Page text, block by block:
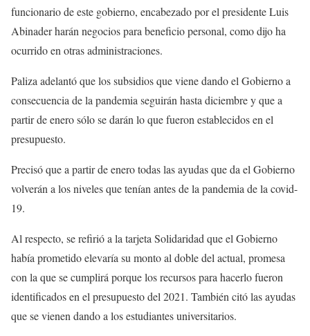
funcionario de este gobierno, encabezado por el presidente Luis
Abinader harán negocios para beneficio personal, como dijo ha
ocurrido en otras administraciones.
Paliza adelantó que los subsidios que viene dando el Gobierno a
consecuencia de la pandemia seguirán hasta diciembre y que a
partir de enero sólo se darán lo que fueron establecidos en el
presupuesto.
Precisó que a partir de enero todas las ayudas que da el Gobierno
volverán a los niveles que tenían antes de la pandemia de la covid-
19.
Al respecto, se refirió a la tarjeta Solidaridad que el Gobierno
había prometido elevaría su monto al doble del actual, promesa
con la que se cumplirá porque los recursos para hacerlo fueron
identificados en el presupuesto del 2021. También citó las ayudas
que se vienen dando a los estudiantes universitarios.